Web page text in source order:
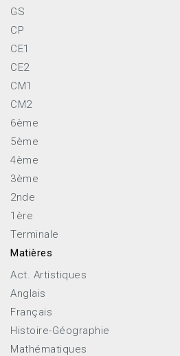
GS
CP
CE1
CE2
CM1
CM2
6ème
5ème
4ème
3ème
2nde
1ère
Terminale
Matières
Act. Artistiques
Anglais
Français
Histoire-Géographie
Mathématiques